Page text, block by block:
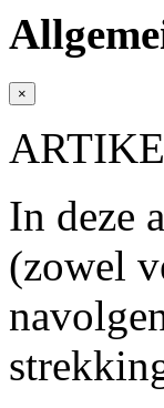
×
In deze
(zowel